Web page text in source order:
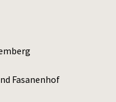
Fasanenhof